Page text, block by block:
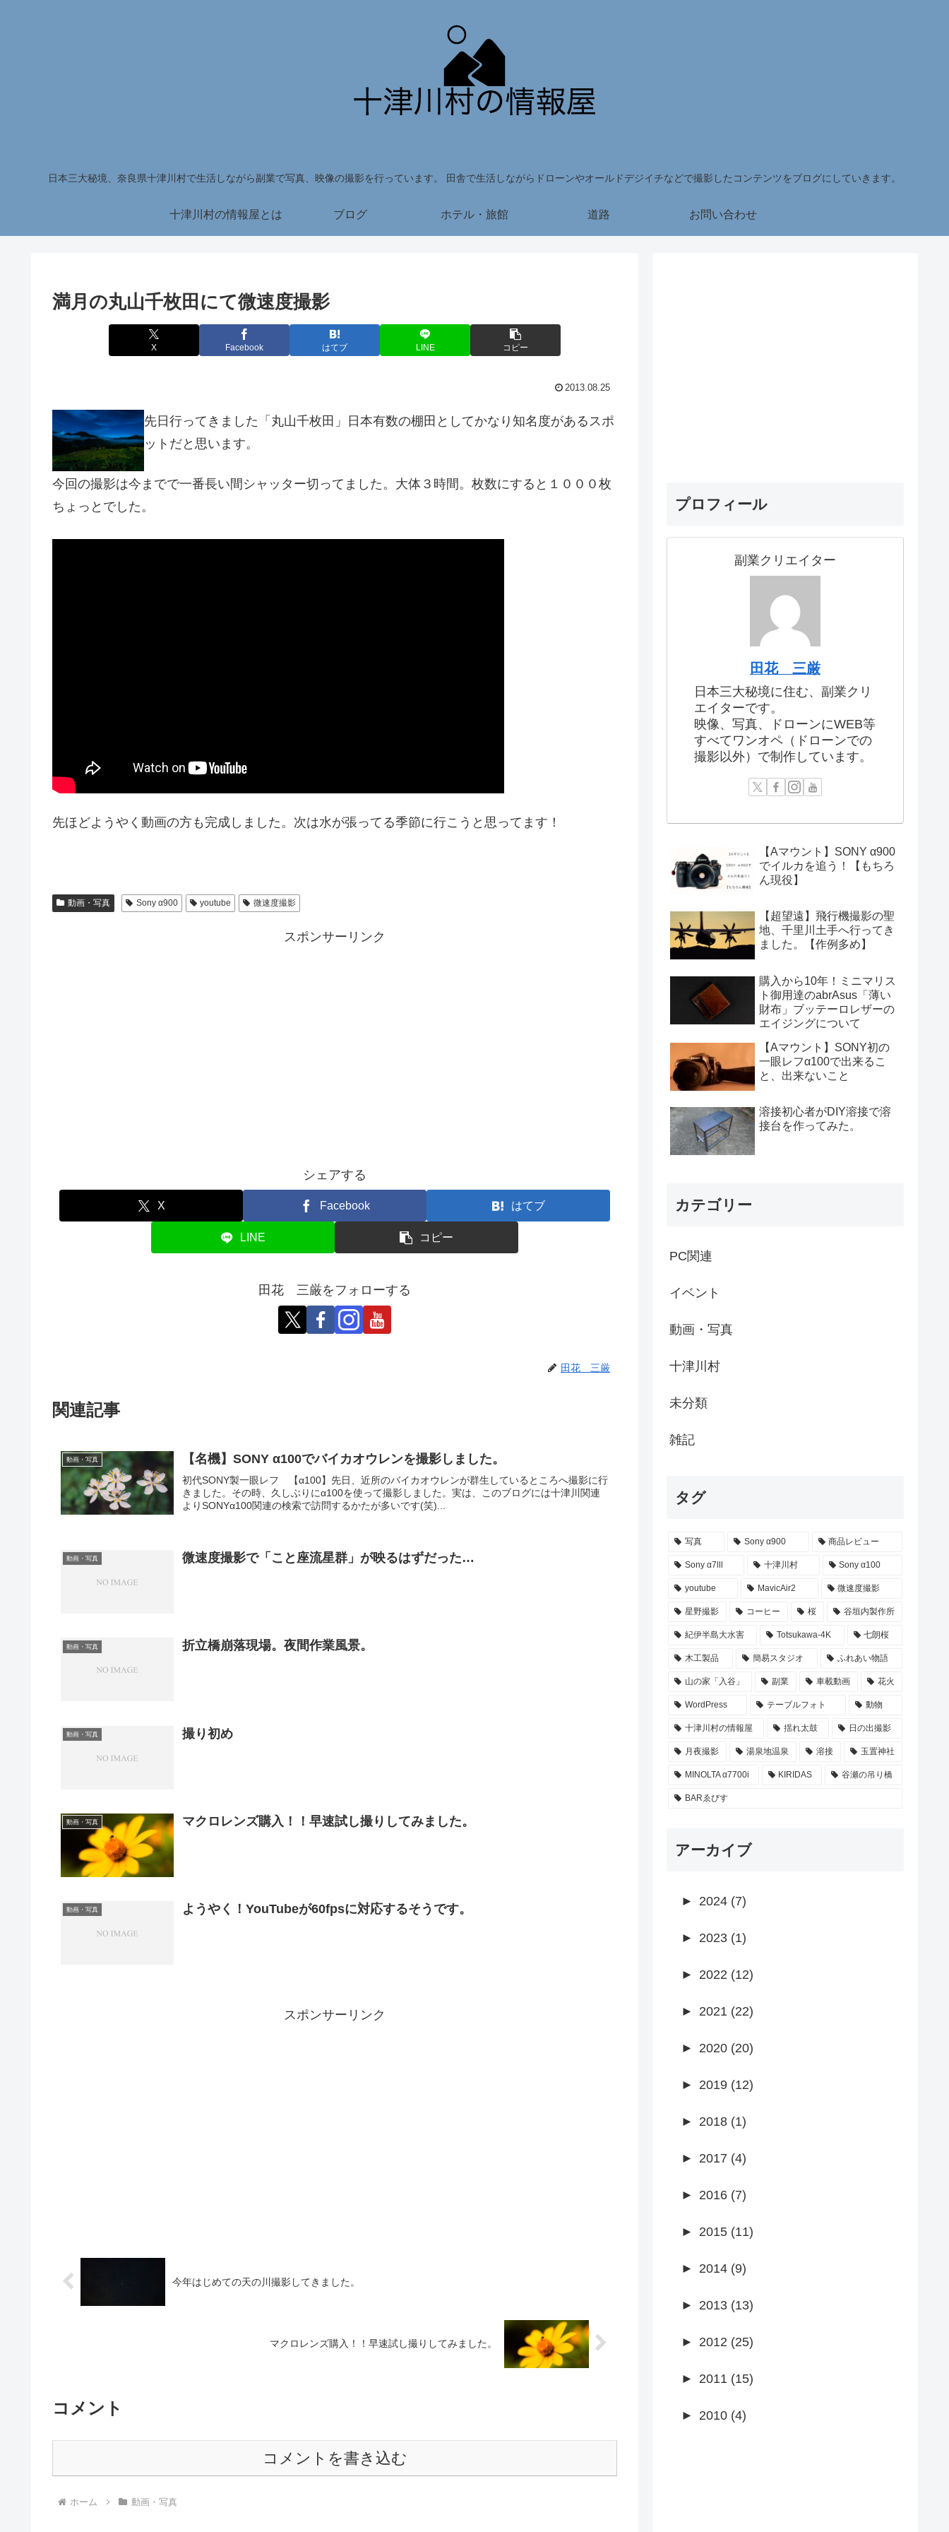
日本三大秘境、奈良県十津川村で生活しながら副業で写真、映像の撮影を行っています。 田舎で生活しながらドローンやオールドデジイチなどで撮影したコンテンツをブログにしていきます。
十津川村の情報屋とは ブログ ホテル・旅館 道路 お問い合わせ
満月の丸山千枚田にて微速度撮影
X Facebook はてブ LINE コピー
2013.08.25
先日行ってきました「丸山千枚田」日本有数の棚田としてかなり知名度があるスポ
ットだと思います。
今回の撮影は今までで一番長い間シャッター切ってました。大体３時間。枚数にすると１０００枚
ちょっとでした。
先ほどようやく動画の方も完成しました。次は水が張ってる季節に行こうと思ってます！
動画・写真 Sony α900 youtube 微速度撮影
スポンサーリンク
シェアする
X Facebook はてブ
LINE コピー
田花 三厳をフォローする
田花 三厳
関連記事
動画・写真 【名機】SONY α100でバイカオウレンを撮影しました。
初代SONY製一眼レフ 【α100】先日、近所のバイカオウレンが群生しているところへ撮影に行
きました。その時、久しぶりにα100を使って撮影しました。実は、このブログには十津川関連
よりSONYα100関連の検索で訪問するかたが多いです(笑)...
動画・写真 微速度撮影で「こと座流星群」が映るはずだった…
動画・写真 折立橋崩落現場。夜間作業風景。
動画・写真 撮り初め
動画・写真 マクロレンズ購入！！早速試し撮りしてみました。
動画・写真 ようやく！YouTubeが60fpsに対応するそうです。
スポンサーリンク
今年はじめての天の川撮影してきました。
マクロレンズ購入！！早速試し撮りしてみました。
コメント
コメントを書き込む
ホーム 動画・写真
プロフィール
副業クリエイター
田花 三厳
日本三大秘境に住む、副業クリ
エイターです。
映像、写真、ドローンにWEB等
すべてワンオペ（ドローンでの
撮影以外）で制作しています。
【Aマウント】SONY α900
でイルカを追う！【もちろ
ん現役】
【超望遠】飛行機撮影の聖
地、千里川土手へ行ってき
ました。【作例多め】
購入から10年！ミニマリス
ト御用達のabrAsus「薄い
財布」ブッテーロレザーの
エイジングについて
【Aマウント】SONY初の
一眼レフα100で出来るこ
と、出来ないこと
溶接初心者がDIY溶接で溶
接台を作ってみた。
カテゴリー
PC関連
イベント
動画・写真
十津川村
未分類
雑記
タグ
写真 Sony α900 商品レビュー
Sony α7lll 十津川村 Sony α100
youtube MavicAir2 微速度撮影
星野撮影 コーヒー 桜 谷垣内製作所
紀伊半島大水害 Totsukawa-4K 七朗桜
木工製品 簡易スタジオ ふれあい物語
山の家「入谷」 副業 車載動画 花火
WordPress テーブルフォト 動物
十津川村の情報屋 揺れ太鼓 日の出撮影
月夜撮影 湯泉地温泉 溶接 玉置神社
MINOLTA α7700i KIRIDAS 谷瀬の吊り橋
BARゑびす
アーカイブ
► 2024 (7)
► 2023 (1)
► 2022 (12)
► 2021 (22)
► 2020 (20)
► 2019 (12)
► 2018 (1)
► 2017 (4)
► 2016 (7)
► 2015 (11)
► 2014 (9)
► 2013 (13)
► 2012 (25)
► 2011 (15)
► 2010 (4)